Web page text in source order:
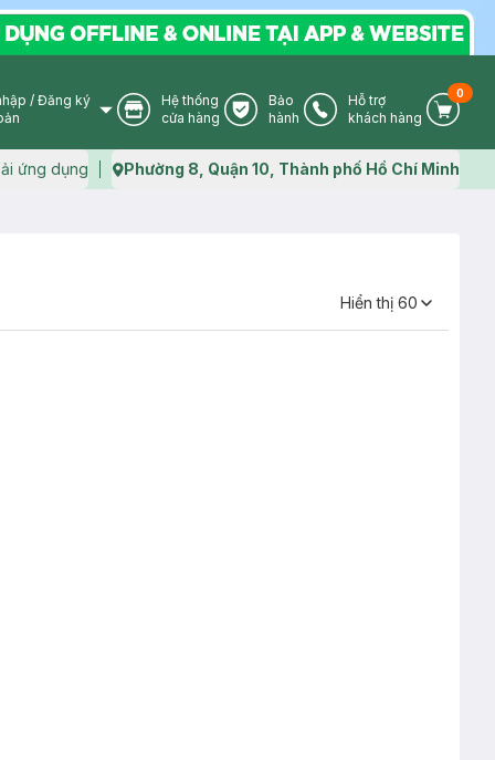
User Icon
/ Đăng ký
Store Icon
Hệ thống
cửa hàng
Warranty Icon
Bảo
hành
Phone Icon
Hỗ trợ
khách hàng
Cart
0
ứng dụng Map icon
Phường 8, Quận 10, Thành phố Hồ Chí Minh
Hiển thị 60